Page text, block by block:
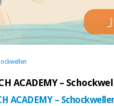
ACADEMY –
ACADEMY –